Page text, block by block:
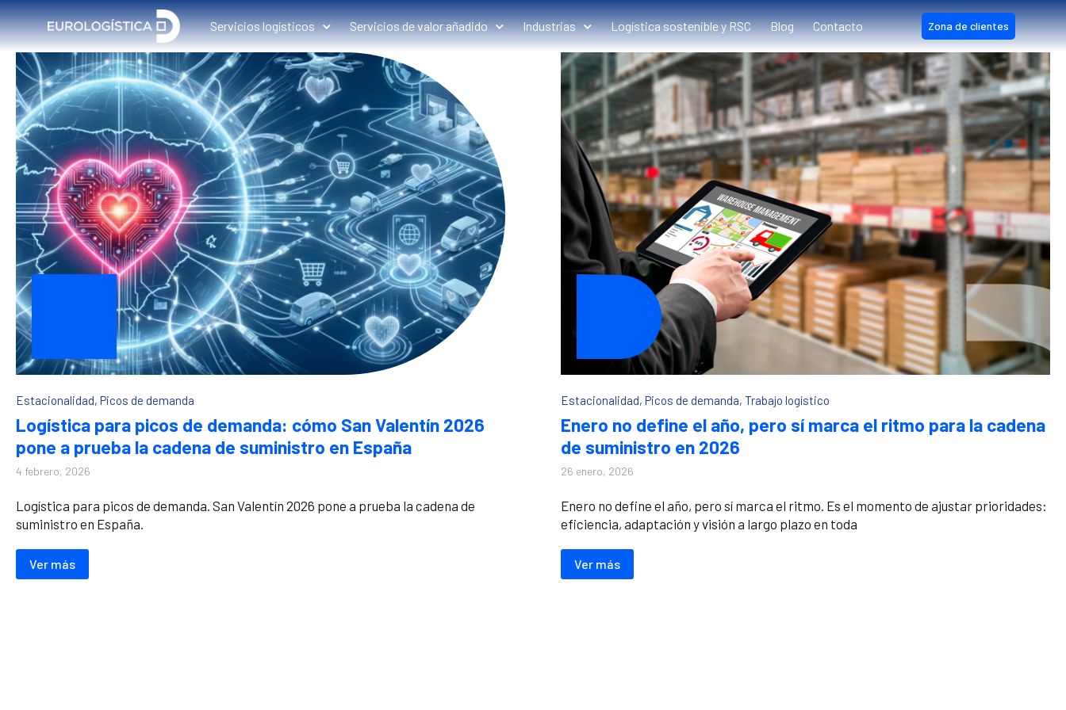
Servicios logísticos Servicios de valor añadido Industrias Logística sostenible y RSC Blog Contacto Zona de clientes
Estacionalidad, Picos de demanda
Logística para picos de demanda: cómo San Valentín 2026
pone a prueba la cadena de suministro en España
4 febrero, 2026
Logística para picos de demanda. San Valentín 2026 pone a prueba la cadena de
suministro en España.
Ver más
Estacionalidad, Picos de demanda, Trabajo logístico
Enero no define el año, pero sí marca el ritmo para la cadena
de suministro en 2026
26 enero, 2026
Enero no define el año, pero sí marca el ritmo. Es el momento de ajustar prioridades:
eficiencia, adaptación y visión a largo plazo en toda
Ver más